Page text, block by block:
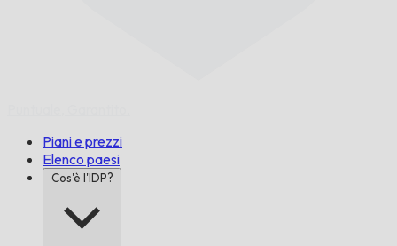
Piani e prezzi
Elenco paesi
Cos'è l'IDP?